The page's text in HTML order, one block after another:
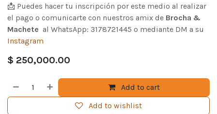
📩 Puedes hacer tu inscripción por este medio al realizar
el pago o comunicarte con nuestros amix de Brocha &
Machete al WhatsApp: 3178721445 o mediante DM a su
Instagram
$ 250,000.00
Add to cart
Add to wishlist